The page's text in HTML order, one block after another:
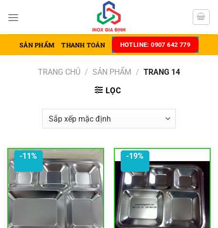
đến
SẢN PHẨM THANH TOÁN HOTLINE: 0907 642 779
TRANG CHỦ / SẢN PHẨM / TRANG 14
LỌC
-11% -19%